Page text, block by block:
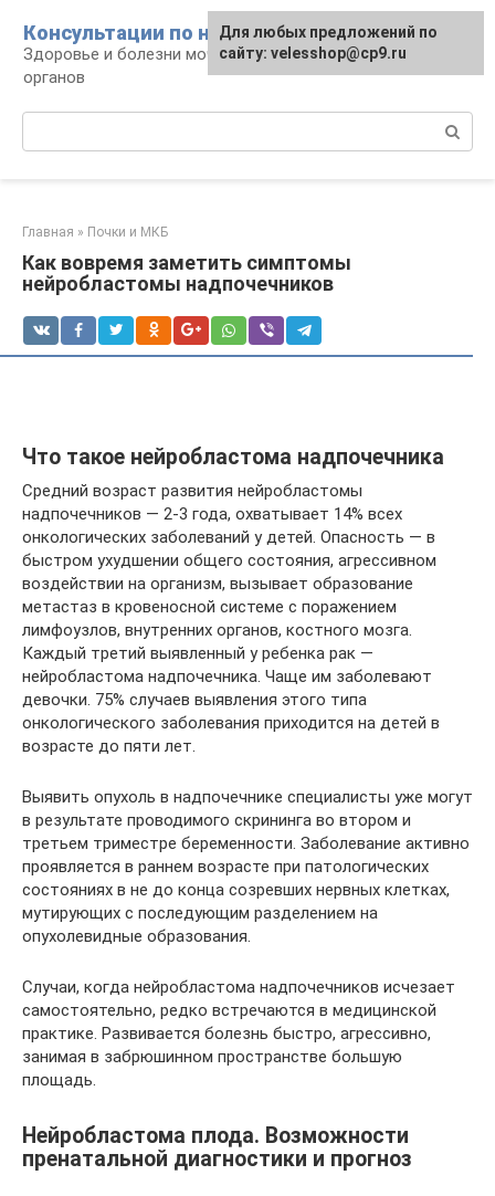
контенту
Консультации по нефрологии
Здоровье и болезни мочевыделительных
органов
Главная » Почки и МКБ
Как вовремя заметить симптомы
нейробластомы надпочечников
Что такое нейробластома надпочечника
Средний возраст развития нейробластомы
надпочечников — 2-3 года, охватывает 14% всех
онкологических заболеваний у детей. Опасность — в
быстром ухудшении общего состояния, агрессивном
воздействии на организм, вызывает образование
метастаз в кровеносной системе с поражением
лимфоузлов, внутренних органов, костного мозга.
Каждый третий выявленный у ребенка рак —
нейробластома надпочечника. Чаще им заболевают
девочки. 75% случаев выявления этого типа
онкологического заболевания приходится на детей в
возрасте до пяти лет.
Выявить опухоль в надпочечнике специалисты уже могут
в результате проводимого скрининга во втором и
третьем триместре беременности. Заболевание активно
проявляется в раннем возрасте при патологических
состояниях в не до конца созревших нервных клетках,
мутирующих с последующим разделением на
опухолевидные образования.
Случаи, когда нейробластома надпочечников исчезает
самостоятельно, редко встречаются в медицинской
практике. Развивается болезнь быстро, агрессивно,
занимая в забрюшинном пространстве большую
площадь.
Нейробластома плода. Возможности
пренатальной диагностики и прогноз
Для любых предложений по
сайту: velesshop@cp9.ru